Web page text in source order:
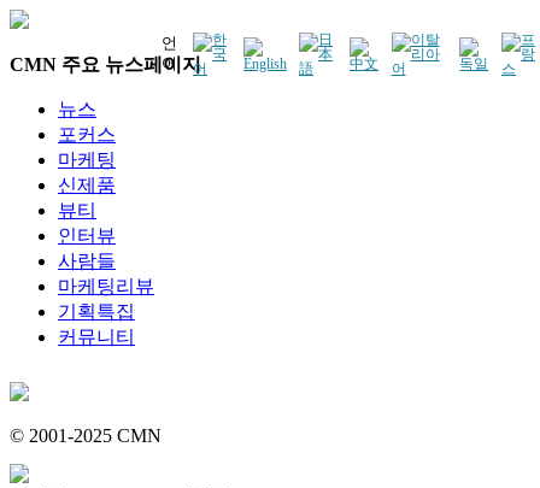
언
어
CMN 주요 뉴스페이지
뉴스
포커스
마케팅
신제품
뷰티
인터뷰
사람들
마케팅리뷰
기획특집
커뮤니티
© 2001-2025 CMN